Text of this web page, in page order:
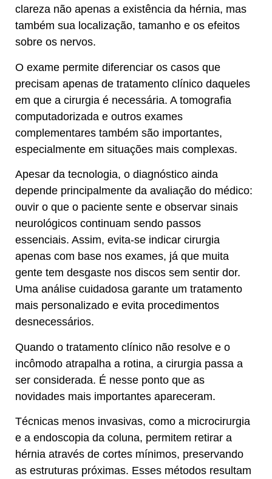
clareza não apenas a existência da hérnia, mas
também sua localização, tamanho e os efeitos
sobre os nervos.
O exame permite diferenciar os casos que
precisam apenas de tratamento clínico daqueles
em que a cirurgia é necessária. A tomografia
computadorizada e outros exames
complementares também são importantes,
especialmente em situações mais complexas.
Apesar da tecnologia, o diagnóstico ainda
depende principalmente da avaliação do médico:
ouvir o que o paciente sente e observar sinais
neurológicos continuam sendo passos
essenciais. Assim, evita-se indicar cirurgia
apenas com base nos exames, já que muita
gente tem desgaste nos discos sem sentir dor.
Uma análise cuidadosa garante um tratamento
mais personalizado e evita procedimentos
desnecessários.
Quando o tratamento clínico não resolve e o
incômodo atrapalha a rotina, a cirurgia passa a
ser considerada. É nesse ponto que as
novidades mais importantes apareceram.
Técnicas menos invasivas, como a microcirurgia
e a endoscopia da coluna, permitem retirar a
hérnia através de cortes mínimos, preservando
as estruturas próximas. Esses métodos resultam